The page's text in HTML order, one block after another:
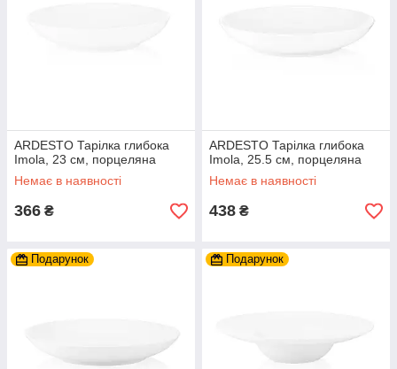
ARDESTO Тарілка глибока
Imola, 23 см, порцеляна
Немає в наявності
366 ₴
ARDESTO Тарілка глибока
Imola, 25.5 см, порцеляна
Немає в наявності
438 ₴
Подарунок Подарунок